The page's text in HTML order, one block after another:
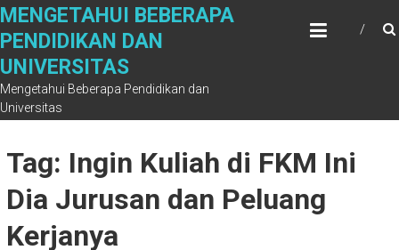
Skip
content
MENGETAHUI BEBERAPA
PENDIDIKAN DAN
UNIVERSITAS
Mengetahui Beberapa Pendidikan dan
Universitas
Tag: Ingin Kuliah di FKM Ini
Dia Jurusan dan Peluang
Kerjanya